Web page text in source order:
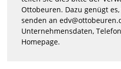
Ottobeuren. Dazu genügt
senden an
Unternehmensdaten,
Homepage.